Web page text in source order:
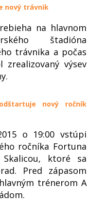
nový trávnik
na hlavnom
štadióna
trávnika a počas
výsev
nový ročník
o 19:00 vstúpi
ročníka Fortuna
ktoré sa
Pred zápasom
trénerom A